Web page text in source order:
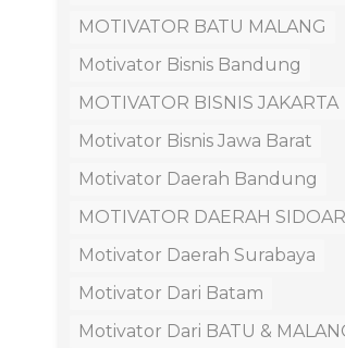
MOTIVATOR BATU MALANG
Motivator Bisnis Bandung
MOTIVATOR BISNIS JAKARTA
Motivator Bisnis Jawa Barat
Motivator Daerah Bandung
MOTIVATOR DAERAH
Motivator Daerah Surabaya
Motivator Dari Batam
Motivator Dari BATU &